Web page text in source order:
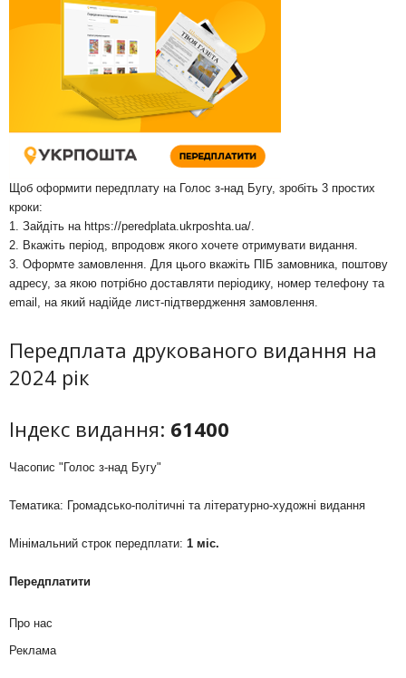
Щоб оформити передплату на Голос з-над Бугу, зробіть 3 простих
кроки:
1. Зайдіть на https://peredplata.ukrposhta.ua/
2. Вкажіть період, впродовж якого хочете отримувати видання.
3. Оформте замовлення. Для цього вкажіть ПІБ замовника, поштову
адресу, за якою потрібно доставляти періодику, номер телефону та
email, на який надійде лист-підтвердження замовлення.
Передплата друкованого видання на
2024 рік
Індекс видання: 61400
Часопис "Голос з-над Бугу"
Тематика: Громадсько-політичні та літературно-художні видання
Мінімальний строк передплати: 1 міс.
Передплатити
Про нас
Реклама